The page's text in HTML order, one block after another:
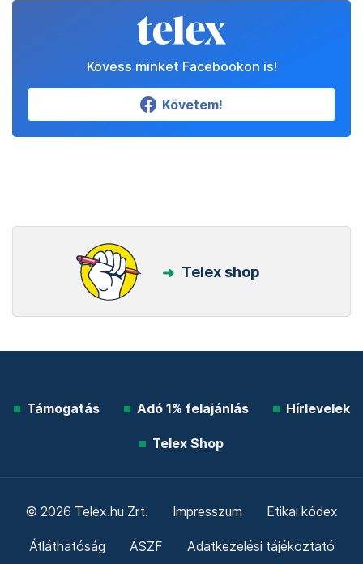
Kövess minket Facebookon is!
Követem!
Telex shop
Támogatás Adó 1% felajánlás Hírlevelek
Telex Shop
© 2026 Telex.hu Zrt. Impresszum Etikai kódex
Átláthatóság ÁSZF Adatkezelési tájékoztató